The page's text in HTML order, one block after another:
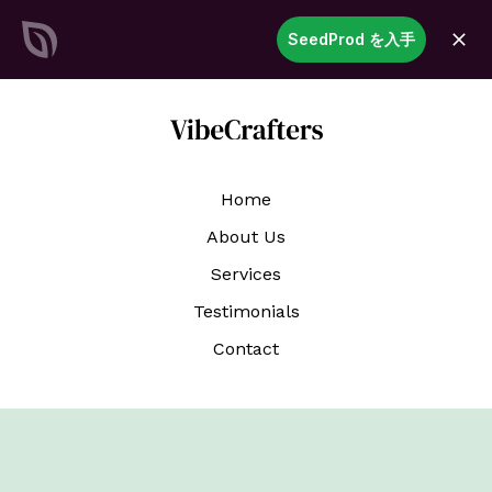
SeedProd
く
SeedProd を入手
見事なWordPressサイトと
ジを記録的な速さで作成
今すぐ始める